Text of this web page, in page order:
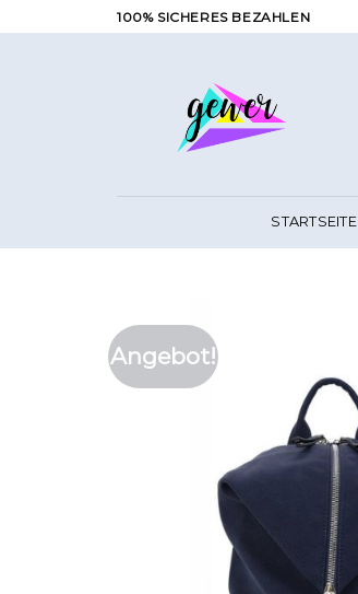
Inhalt
100% SICHERES BEZAHLEN
STARTSEITE
Angebot!